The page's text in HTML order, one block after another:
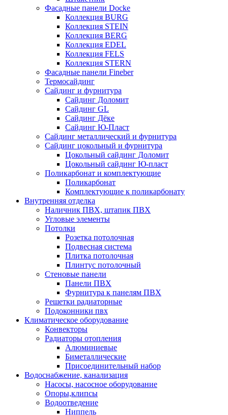
Фасадные панели Docke
Коллекция BURG
Коллекция STEIN
Коллекция BERG
Коллекция EDEL
Коллекция FELS
Коллекция STERN
Фасадные панели Fineber
Термосайдинг
Сайдинг и фурнитура
Сайдинг Доломит
Сайдинг GL
Сайдинг Дёке
Сайдинг Ю-Пласт
Сайдинг металлический и фурнитура
Сайдинг цокольный и фурнитура
Цокольный сайдинг Доломит
Цокольный сайдинг Ю-пласт
Поликарбонат и комплектующие
Поликарбонат
Комплектующие к поликарбонату
Внутренняя отделка
Наличник ПВХ, штапик ПВХ
Угловые элементы
Потолки
Розетка потолочная
Подвесная система
Плитка потолочная
Плинтус потолочный
Стеновые панели
Панели ПВХ
Фурнитура к панелям ПВХ
Решетки радиаторные
Подоконники пвх
Климатическое оборудование
Конвекторы
Радиаторы отопления
Алюминиевые
Биметаллические
Присоединительный набор
Водоснабжение, канализация
Насосы, насосное оборудование
Опоры,клипсы
Водоотведение
Ниппель